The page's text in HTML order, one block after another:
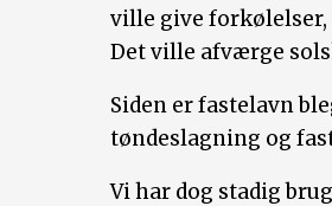
ville give forkølelser,
Det ville afværge
Siden er fastelavn
tøndeslagning og
Vi har dog stadig